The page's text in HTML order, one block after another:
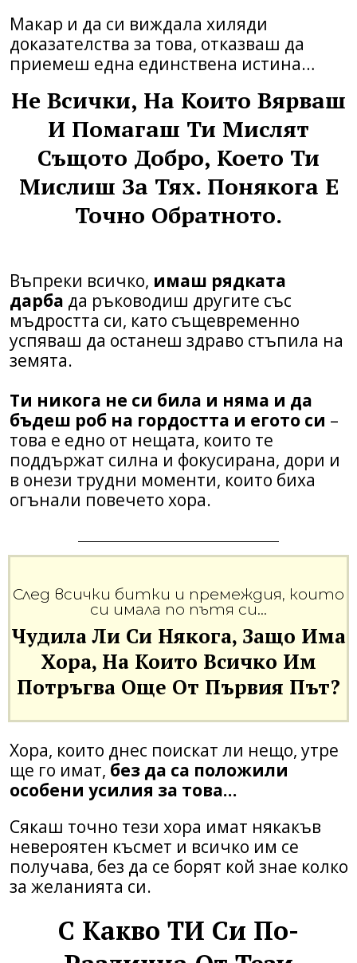
Макар и да си виждала хиляди
доказателства за това, отказваш да
приемеш една единствена истина…
Не Всички, На Които Вярваш
И Помагаш Ти Мислят
Същото Добро, Което Ти
Мислиш За Тях. Понякога Е
Точно Обратното.
Въпреки всичко, имаш рядката
дарба да ръководиш другите със
мъдростта си, като същевременно
успяваш да останеш здраво стъпила на
земята.
Ти никога не си била и няма и да
бъдеш роб на гордостта и егото си –
това е едно от нещата, които те
поддържат силна и фокусирана, дори и
в онези трудни моменти, които биха
огънали повечето хора.
След всички битки и премеждия, които
си имала по пътя си…
Чудила Ли Си Някога, Защо Има
Хора, На Които Всичко Им
Потръгва Още От Първия Път?
Хора, които днес поискат ли нещо, утре
ще го имат, без да са положили
особени усилия за това…
Сякаш точно тези хора имат някакъв
невероятен късмет и всичко им се
получава, без да се борят кой знае колко
за желанията си.
С Какво ТИ Си По-